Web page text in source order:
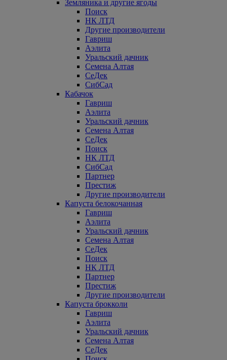
Земляника и другие ягоды
Поиск
НК ЛТД
Другие производители
Гавриш
Аэлита
Уральский дачник
Семена Алтая
СеДек
СибСад
Кабачок
Гавриш
Аэлита
Уральский дачник
Семена Алтая
СеДек
Поиск
НК ЛТД
СибСад
Партнер
Престиж
Другие производители
Капуста белокочанная
Гавриш
Аэлита
Уральский дачник
Семена Алтая
СеДек
Поиск
НК ЛТД
Партнер
Престиж
Другие производители
Капуста брокколи
Гавриш
Аэлита
Уральский дачник
Семена Алтая
СеДек